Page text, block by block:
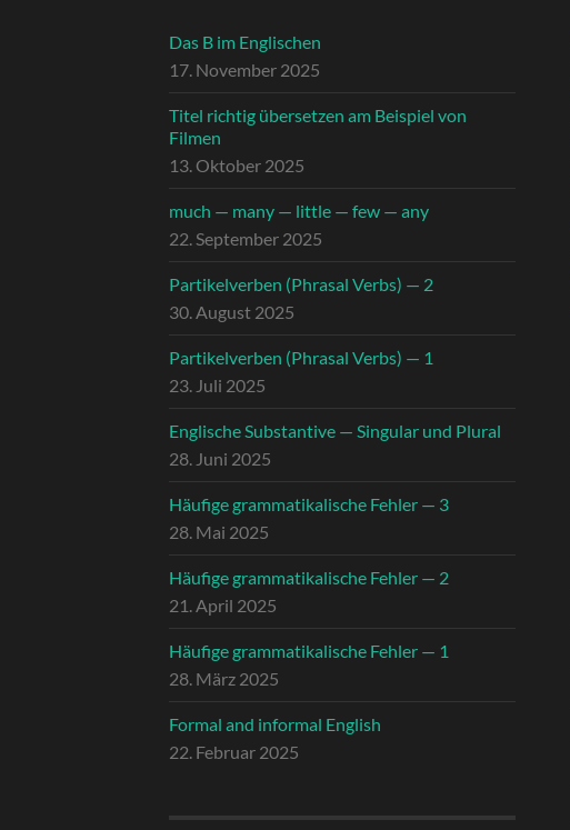
Das B im Englischen
17. November 2025
Titel richtig übersetzen am Beispiel von
Filmen
13. Oktober 2025
much — many — little — few — any
22. September 2025
Partikelverben (Phrasal Verbs) — 2
30. August 2025
Partikelverben (Phrasal Verbs) — 1
23. Juli 2025
Englische Substantive — Singular und Plural
28. Juni 2025
Häufige grammatikalische Fehler — 3
28. Mai 2025
Häufige grammatikalische Fehler — 2
21. April 2025
Häufige grammatikalische Fehler — 1
28. März 2025
Formal and informal English
22. Februar 2025